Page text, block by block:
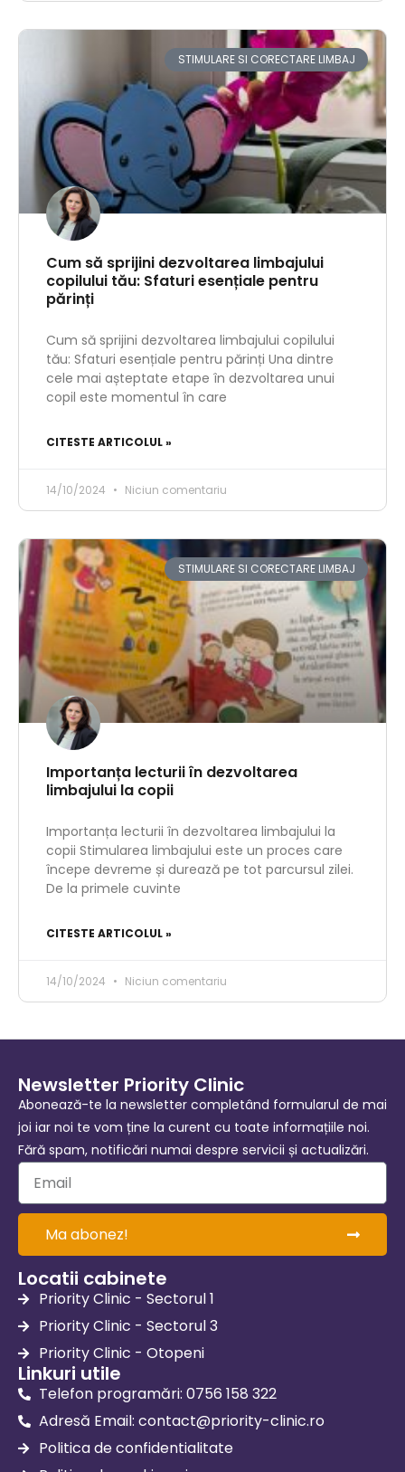
STIMULARE SI CORECTARE LIMBAJ
Cum să sprijini dezvoltarea limbajului
copilului tău: Sfaturi esențiale pentru
părinți
Cum să sprijini dezvoltarea limbajului copilului
tău: Sfaturi esențiale pentru părinți Una dintre
cele mai așteptate etape în dezvoltarea unui
copil este momentul în care
CITESTE ARTICOLUL »
14/10/2024 Niciun comentariu
STIMULARE SI CORECTARE LIMBAJ
Importanța lecturii în dezvoltarea
limbajului la copii
Importanța lecturii în dezvoltarea limbajului la
copii Stimularea limbajului este un proces care
începe devreme și durează pe tot parcursul zilei.
De la primele cuvinte
CITESTE ARTICOLUL »
14/10/2024 Niciun comentariu
Newsletter Priority Clinic
Abonează-te la newsletter completând formularul de mai
joi iar noi te vom ține la curent cu toate informațiile noi.
Fără spam, notificări numai despre servicii și actualizări.
Ma abonez!
Locatii cabinete
Priority Clinic - Sectorul 1
Priority Clinic - Sectorul 3
Priority Clinic - Otopeni
Linkuri utile
Telefon programări: 0756 158 322
Adresă Email: contact@priority-clinic.ro
Politica de confidentialitate